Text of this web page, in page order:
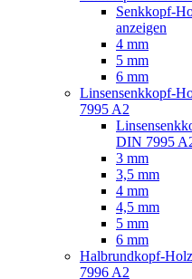
Senkkopf-
anzeigen
4 mm
5 mm
6 mm
Linsensenkkopf-
7995 A2
DIN 7995
3 mm
3,5 mm
4 mm
4,5 mm
5 mm
6 mm
Halbrundkopf-
7996 A2